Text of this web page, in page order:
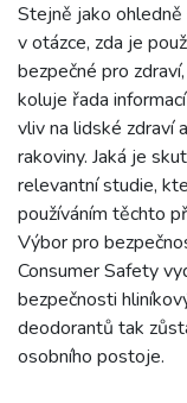
Stejně jako
v otázce, zda je
bezpečné pro
koluje řada
vliv na lidské zdraví
rakoviny. Jaká je
relevantní studie,
používáním těchto
Výbor pro
Consumer Safety
bezpečnosti
deodorantů tak
osobního postoje.